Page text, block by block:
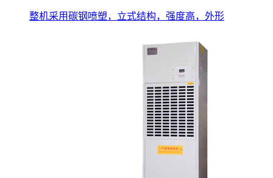
整机采用碳钢喷塑，立式结构，强度高，外形